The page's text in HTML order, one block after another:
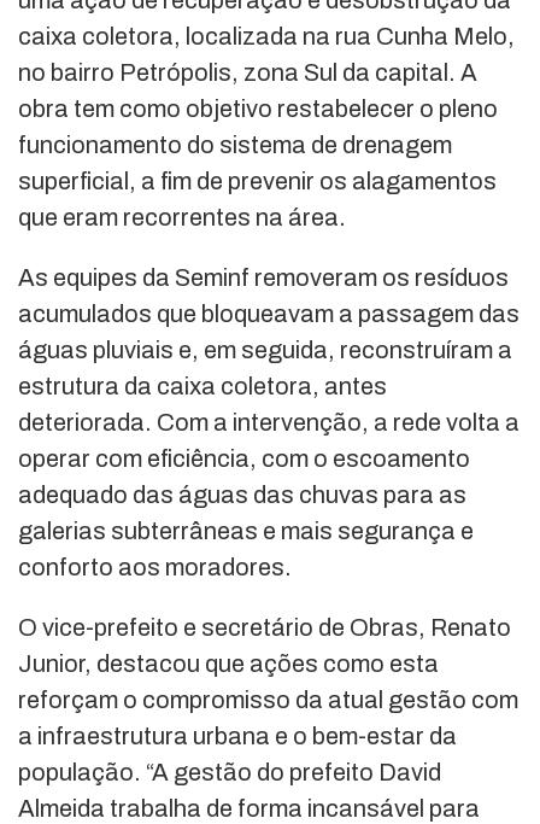
caixa coletora, localizada na rua Cunha Melo,
no bairro Petrópolis, zona Sul da capital. A
obra tem como objetivo restabelecer o pleno
funcionamento do sistema de drenagem
superficial, a fim de prevenir os alagamentos
que eram recorrentes na área.
As equipes da Seminf removeram os resíduos
acumulados que bloqueavam a passagem das
águas pluviais e, em seguida, reconstruíram a
estrutura da caixa coletora, antes
deteriorada. Com a intervenção, a rede volta a
operar com eficiência, com o escoamento
adequado das águas das chuvas para as
galerias subterrâneas e mais segurança e
conforto aos moradores.
O vice-prefeito e secretário de Obras, Renato
Junior, destacou que ações como esta
reforçam o compromisso da atual gestão com
a infraestrutura urbana e o bem-estar da
população. “A gestão do prefeito David
Almeida trabalha de forma incansável para